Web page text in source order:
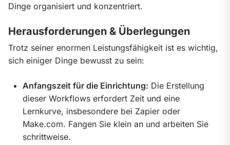
Dinge organisiert und konzentriert.
Herausforderungen & Überlegungen
Trotz seiner enormen Leistungsfähigkeit ist es wichtig,
sich einiger Dinge bewusst zu sein:
Anfangszeit für die Einrichtung: Die Erstellung
dieser Workflows erfordert Zeit und eine
Lernkurve, insbesondere bei Zapier oder
Make.com. Fangen Sie klein an und arbeiten Sie
schrittweise.